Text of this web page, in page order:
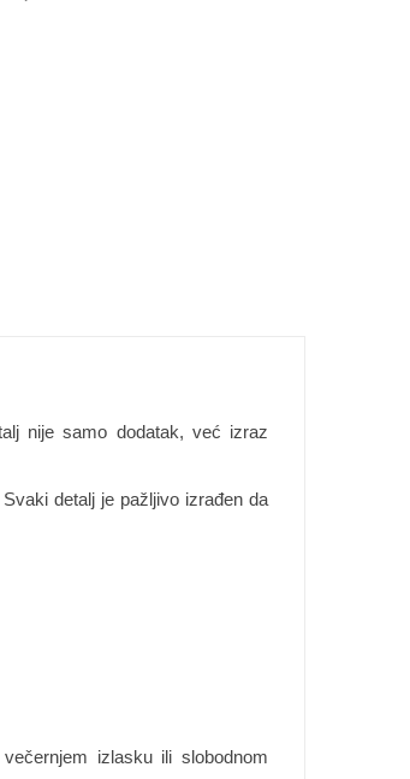
nije samo dodatak, već izraz
detalj je pažljivo izrađen da
izlasku ili slobodnom